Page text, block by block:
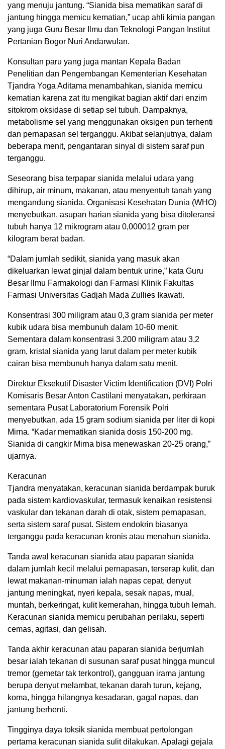
yang menuju jantung. “Sianida bisa mematikan saraf di
jantung hingga memicu kematian,” ucap ahli kimia pangan
yang juga Guru Besar Ilmu dan Teknologi Pangan Institut
Pertanian Bogor Nuri Andarwulan.
Konsultan paru yang juga mantan Kepala Badan
Penelitian dan Pengembangan Kementerian Kesehatan
Tjandra Yoga Aditama menambahkan, sianida memicu
kematian karena zat itu mengikat bagian aktif dari enzim
sitokrom oksidase di setiap sel tubuh. Dampaknya,
metabolisme sel yang menggunakan oksigen pun terhenti
dan pernapasan sel terganggu. Akibat selanjutnya, dalam
beberapa menit, pengantaran sinyal di sistem saraf pun
terganggu.
Seseorang bisa terpapar sianida melalui udara yang
dihirup, air minum, makanan, atau menyentuh tanah yang
mengandung sianida. Organisasi Kesehatan Dunia (WHO)
menyebutkan, asupan harian sianida yang bisa ditoleransi
tubuh hanya 12 mikrogram atau 0,000012 gram per
kilogram berat badan.
“Dalam jumlah sedikit, sianida yang masuk akan
dikeluarkan lewat ginjal dalam bentuk urine,” kata Guru
Besar Ilmu Farmakologi dan Farmasi Klinik Fakultas
Farmasi Universitas Gadjah Mada Zullies Ikawati.
Konsentrasi 300 miligram atau 0,3 gram sianida per meter
kubik udara bisa membunuh dalam 10-60 menit.
Sementara dalam konsentrasi 3.200 miligram atau 3,2
gram, kristal sianida yang larut dalam per meter kubik
cairan bisa membunuh hanya dalam satu menit.
Direktur Eksekutif Disaster Victim Identification (DVI) Polri
Komisaris Besar Anton Castilani menyatakan, perkiraan
sementara Pusat Laboratorium Forensik Polri
menyebutkan, ada 15 gram sodium sianida per liter di kopi
Mirna. “Kadar mematikan sianida dosis 150-200 mg.
Sianida di cangkir Mirna bisa menewaskan 20-25 orang,”
ujarnya.
Keracunan
Tjandra menyatakan, keracunan sianida berdampak buruk
pada sistem kardiovaskular, termasuk kenaikan resistensi
vaskular dan tekanan darah di otak, sistem pernapasan,
serta sistem saraf pusat. Sistem endokrin biasanya
terganggu pada keracunan kronis atau menahun sianida.
Tanda awal keracunan sianida atau paparan sianida
dalam jumlah kecil melalui pernapasan, terserap kulit, dan
lewat makanan-minuman ialah napas cepat, denyut
jantung meningkat, nyeri kepala, sesak napas, mual,
muntah, berkeringat, kulit kemerahan, hingga tubuh lemah.
Keracunan sianida memicu perubahan perilaku, seperti
cemas, agitasi, dan gelisah.
Tanda akhir keracunan atau paparan sianida berjumlah
besar ialah tekanan di susunan saraf pusat hingga muncul
tremor (gemetar tak terkontrol), gangguan irama jantung
berupa denyut melambat, tekanan darah turun, kejang,
koma, hingga hilangnya kesadaran, gagal napas, dan
jantung berhenti.
Tingginya daya toksik sianida membuat pertolongan
pertama keracunan sianida sulit dilakukan. Apalagi gejala